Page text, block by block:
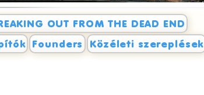
OUT FROM THE DEAD END
Founders Közéleti szereplések